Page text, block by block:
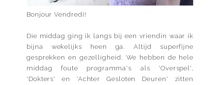
Bonjour Vendredi!
Die middag ging ik langs bij een vriendin waar ik
bijna wekelijks heen ga. Altijd superfijne
gesprekken en gezelligheid. We hebben de hele
middag foute programma's als 'Overspel',
'Dokters' en 'Achter Gesloten Deuren' zitten